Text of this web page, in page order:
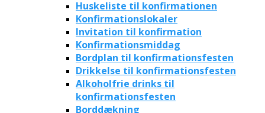
Huskeliste til konfirmationen
Konfirmationslokaler
Invitation til konfirmation
Konfirmationsmiddag
Bordplan til konfirmationsfesten
Drikkelse til konfirmationsfesten
Alkoholfrie drinks til
konfirmationsfesten
Borddækning